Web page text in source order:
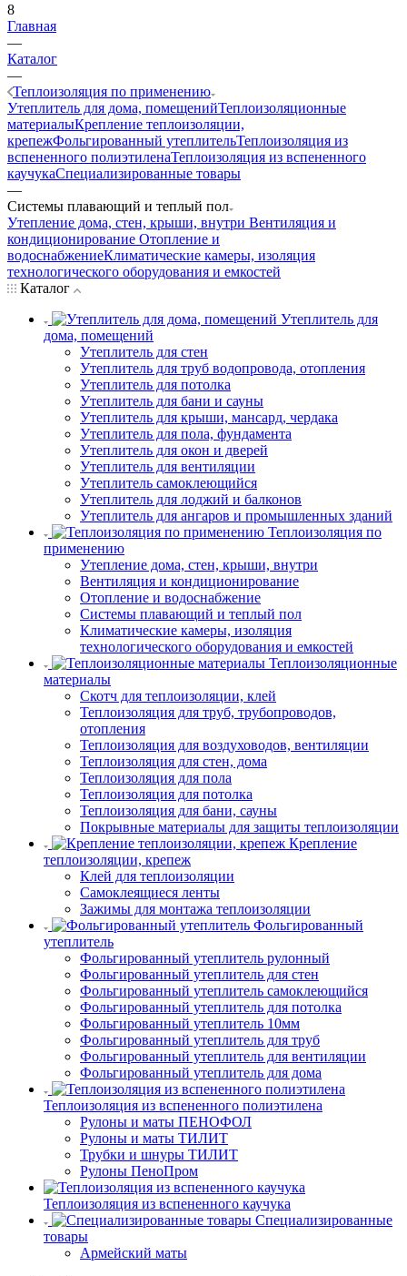
8
Главная
—
Каталог
—
Теплоизоляция по применению
Утеплитель для дома, помещенийТеплоизоляционные
материалыКрепление теплоизоляции,
крепежФольгированный утеплительТеплоизоляция из
вспененного полиэтиленаТеплоизоляция из вспененного
каучукаСпециализированные товары
—
Системы плавающий и теплый пол
Утепление дома, стен, крыши, внутри Вентиляция и
кондиционирование Отопление и
водоснабжениеКлиматические камеры, изоляция
технологического оборудования и емкостей
Каталог
Утеплитель для
дома, помещений
Утеплитель для стен
Утеплитель для труб водопровода, отопления
Утеплитель для потолка
Утеплитель для бани и сауны
Утеплитель для крыши, мансард, чердака
Утеплитель для пола, фундамента
Утеплитель для окон и дверей
Утеплитель для вентиляции
Утеплитель самоклеющийся
Утеплитель для лоджий и балконов
Утеплитель для ангаров и промышленных зданий
Теплоизоляция по
применению
Утепление дома, стен, крыши, внутри
Вентиляция и кондиционирование
Отопление и водоснабжение
Системы плавающий и теплый пол
Климатические камеры, изоляция
технологического оборудования и емкостей
Теплоизоляционные
материалы
Скотч для теплоизоляции, клей
Теплоизоляция для труб, трубопроводов,
отопления
Теплоизоляция для воздуховодов, вентиляции
Теплоизоляция для стен, дома
Теплоизоляция для пола
Теплоизоляция для потолка
Теплоизоляция для бани, сауны
Покрывные материалы для защиты теплоизоляции
Крепление
теплоизоляции, крепеж
Клей для теплоизоляции
Самоклеящиеся ленты
Зажимы для монтажа теплоизоляции
Фольгированный
утеплитель
Фольгированный утеплитель рулонный
Фольгированный утеплитель для стен
Фольгированный утеплитель самоклеющийся
Фольгированный утеплитель для потолка
Фольгированный утеплитель 10мм
Фольгированный утеплитель для труб
Фольгированный утеплитель для вентиляции
Фольгированный утеплитель для дома
Теплоизоляция из вспененного полиэтилена
Рулоны и маты ПЕНОФОЛ
Рулоны и маты ТИЛИТ
Трубки и шнуры ТИЛИТ
Рулоны ПеноПром
Теплоизоляция из вспененного каучука
Специализированные
товары
Армейский маты